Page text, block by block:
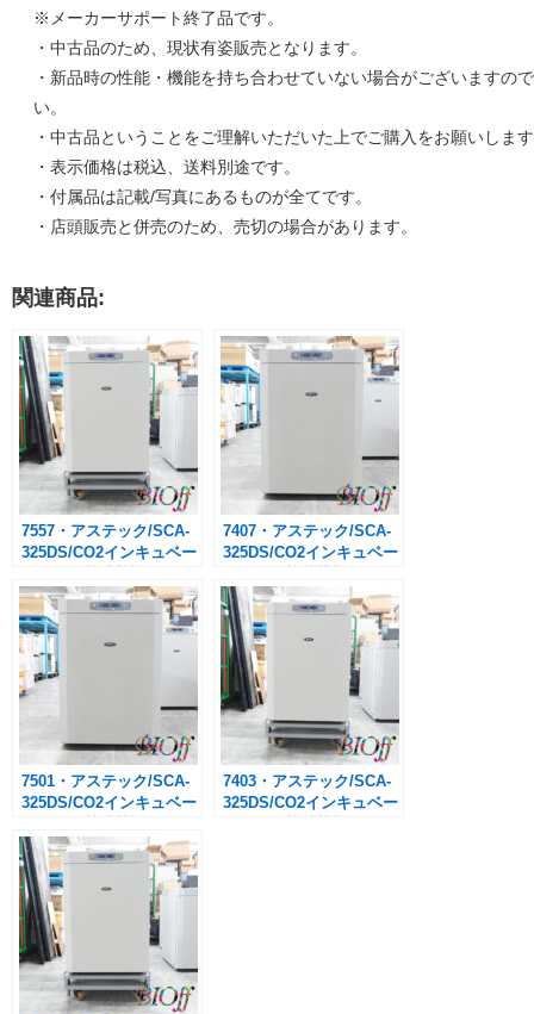
※メーカーサポート終了品です。
・中古品のため、現状有姿販売となります。
・新品時の性能・機能を持ち合わせていない場合がございますの
い。
・中古品ということをご理解いただいた上でご購入をお願いしま
・表示価格は税込、送料別途です。
・付属品は記載/写真にあるものが全てです。
・店頭販売と併売のため、売切の場合があります。
関連商品:
7557・アステック/SCA-
325DS/CO2インキュベー
き）163L ※架台付き
7407・アステック/SCA-
325DS/CO2インキュベー
き）163L
7501・アステック/SCA-
325DS/CO2インキュベー
き）163L ※ワケあり
7403・アステック/SCA-
325DS/CO2インキュベー